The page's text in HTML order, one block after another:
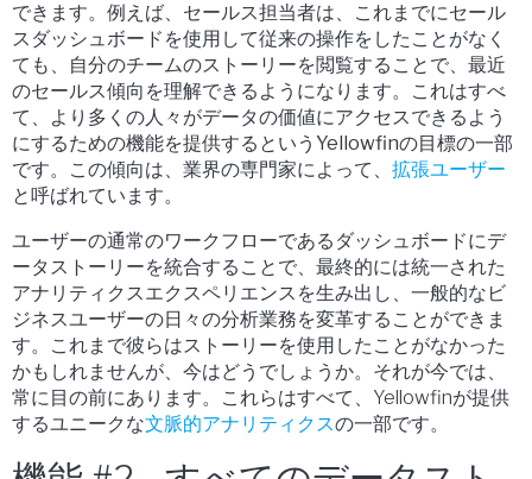
できます。例えば、セールス担当者は、これまでにセール
スダッシュボードを使用して従来の操作をしたことがなく
ても、自分のチームのストーリーを閲覧することで、最近
のセールス傾向を理解できるようになります。
これはすべ
て、より多くの人々がデータの価値にアクセスできるよう
にするための機能を提供するというYellowfinの目標の一部
です。この傾向は、業界の専門家によって、 拡張ユーザー
と呼ばれています。
ユーザーの通常のワークフローであるダッシュボードにデ
ータストーリーを統合することで、最終的には統一された
アナリティクスエクスペリエンスを生み出し、一般的なビ
ジネスユーザーの日々の分析業務を変革することができま
す。これまで彼らはストーリーを使用したことがなかった
かもしれませんが、今はどうでしょうか。それが今では、
常に目の前にあります。これらはすべて、Yellowfinが提供
するユニークな文脈的アナリティクスの一部です。